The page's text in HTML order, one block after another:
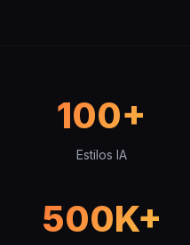
100+
Estilos IA
500K+